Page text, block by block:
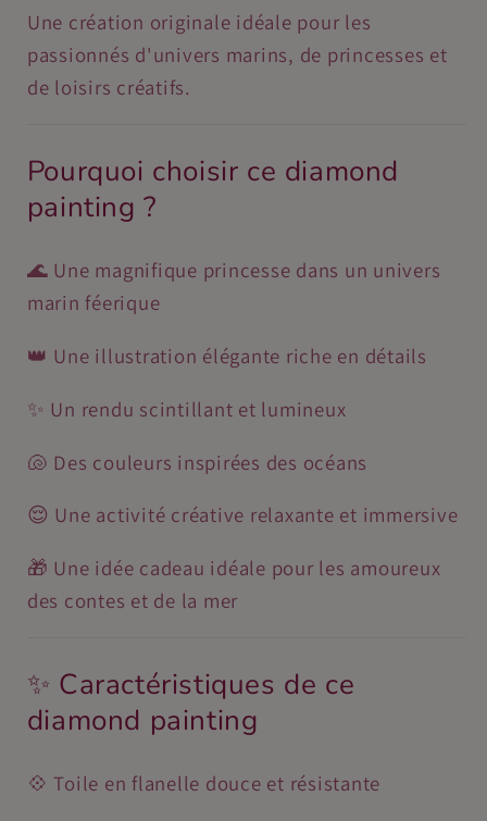
Une création originale idéale pour les
passionnés d'univers marins, de princesses et
de loisirs créatifs.
Pourquoi choisir ce diamond
painting ?
🌊 Une magnifique princesse dans un univers
marin féerique
👑 Une illustration élégante riche en détails
✨ Un rendu scintillant et lumineux
🐚 Des couleurs inspirées des océans
😌 Une activité créative relaxante et immersive
🎁 Une idée cadeau idéale pour les amoureux
des contes et de la mer
✨ Caractéristiques de ce
diamond painting
💠 Toile en flanelle douce et résistante